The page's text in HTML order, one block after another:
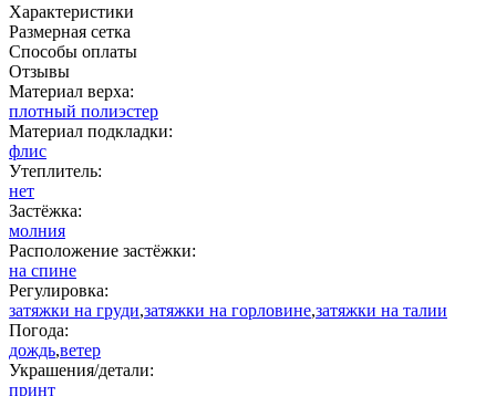
Характеристики
Размерная сетка
Способы оплаты
Отзывы
Материал верха:
плотный полиэстер
Материал подкладки:
флис
Утеплитель:
нет
Застёжка:
молния
Расположение застёжки:
на спине
Регулировка:
затяжки на груди,затяжки на горловине,затяжки на талии
Погода:
дождь,ветер
Украшения/детали:
принт